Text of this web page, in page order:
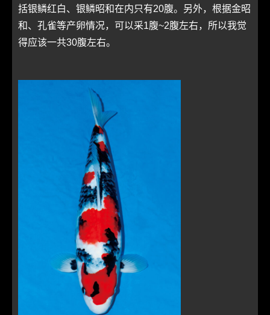
括银鳞红白、银鳞昭和在内只有20腹。另外，根据金昭
和、孔雀等产卵情况，可以采1腹~2腹左右，所以我觉
得应该一共30腹左右。